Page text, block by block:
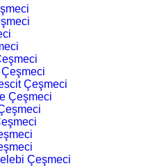
Çeşmeci
Çeşmeci
Çeşmeci
Çeşmeci